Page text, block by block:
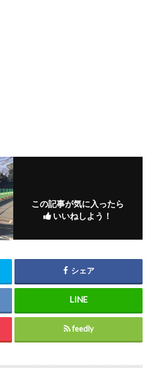
この記事が気に入ったら
いいねしよう！
シェア
feedly